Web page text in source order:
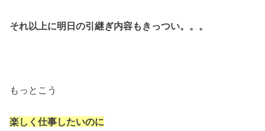
それ以上に明日の引継ぎ内容もきっつい。。。
もっとこう
楽しく仕事したいのに